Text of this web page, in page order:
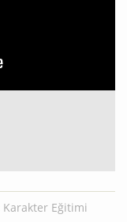
Karakter Eğitimi